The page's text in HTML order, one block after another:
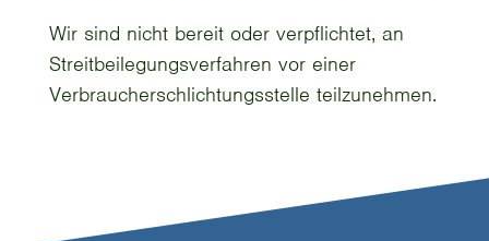
Wir sind nicht bereit oder verpflichtet, an
Streitbeilegungsverfahren vor einer
Verbraucherschlichtungsstelle teilzunehmen.